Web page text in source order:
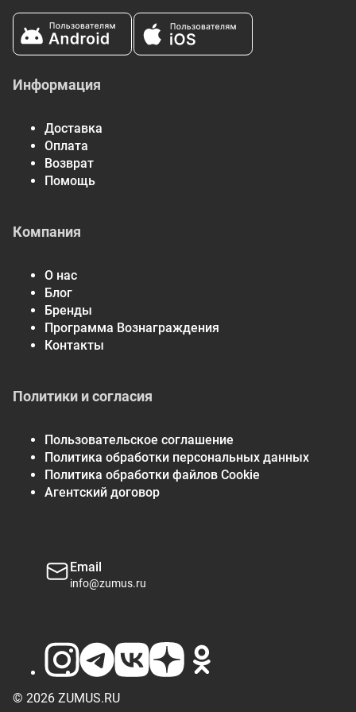
Не является существенным источником холестерина,
пищевой клетчатки, сахара, добавленного сахара, витамина
D, кальция, железа и калия.
Информация
Доставка
Оплата
Возврат
Помощь
Компания
О нас
Блог
Бренды
Программа Вознаграждения
Контакты
Политики и согласия
Пользовательское соглашение
Политика обработки персональных данных
Политика обработки файлов Cookie
Агентский договор
Email
info@zumus.ru
© 2026 ZUMUS.RU